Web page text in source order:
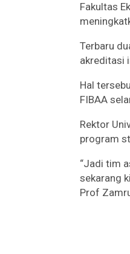
Fakultas
Terbaru
akreditasi
Hal
FIBAA
Rektor
program
“Jadi tim
sekarang
Prof